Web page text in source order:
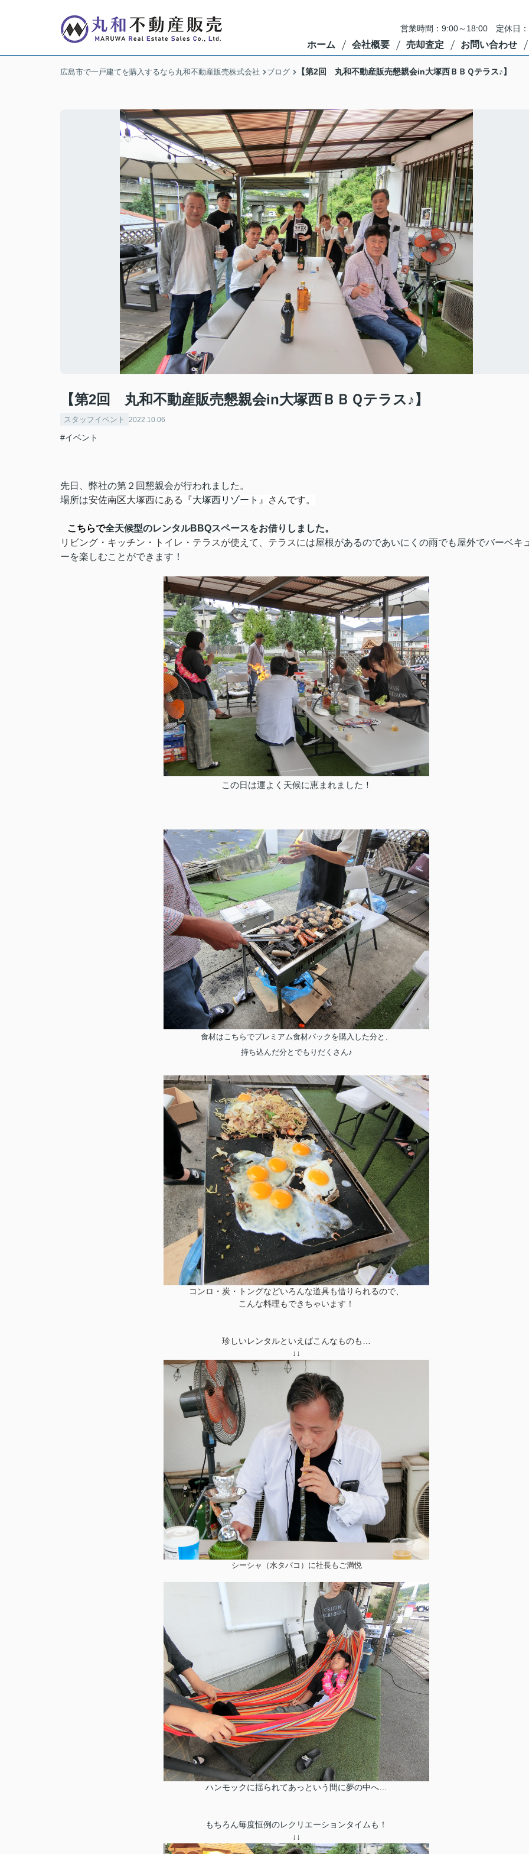
営業時間：9:00～18:00 定休日
ホーム 会社概要 売却査定 お問い合わせ
広島市で一戸建てを購入するなら丸和不動産販売株式会社 ブログ 【第2回 丸和不動産販売懇親会in大塚西ＢＢＱテラス♪】
【第2回 丸和不動産販売懇親会in大塚西ＢＢＱテラス♪】
スタッフイベント 2022.10.06
#イベント
先日、弊社の第２回懇親会が行われました。
場所は安佐南区大塚西にある『大塚西リゾート 』さんです。
こちらで全天候型のレンタルBBQスペースをお借りしました。
リビング・キッチン・トイレ・テラスが使えて、テラスには屋根があるのであいにくの雨でも屋外でバーベキ
ーを楽しむことができます！
この日は運よく天候に恵まれました！
食材はこちらでプレミアム食材パックを購入した分と、
持ち込んだ分とでもりだくさん♪
コンロ・炭・トングなどいろんな道具も借りられるので、
こんな料理もできちゃいます！
珍しいレンタルといえばこんなものも…
↓ ↓
シーシャ（水タバコ）に社長もご満悦
ハンモックに揺られてあっという間に夢の中へ…
もちろん毎度恒例のレクリエーションタイムも！
↓ ↓